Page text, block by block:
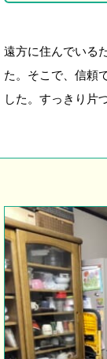
遠方に住んでいる
た。そこで、信頼
した。すっきり片